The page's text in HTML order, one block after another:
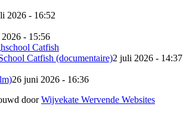
2026 - 16:52
- 15:56
Catfish (documentaire)2 juli 2026 - 14:37
26 juni 2026 - 16:36
doorWijvekate Wervende Websites